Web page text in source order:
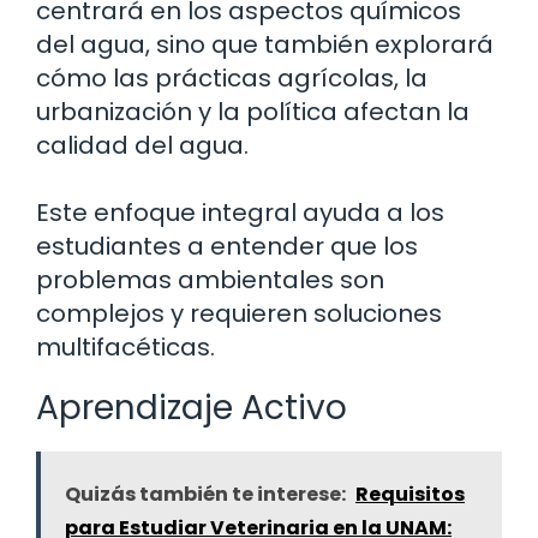
centrará en los aspectos químicos
del agua, sino que también explorará
cómo las prácticas agrícolas, la
urbanización y la política afectan la
calidad del agua.
Este enfoque integral ayuda a los
estudiantes a entender que los
problemas ambientales son
complejos y requieren soluciones
multifacéticas.
Aprendizaje Activo
Quizás también te interese: Requisitos
para Estudiar Veterinaria en la UNAM: